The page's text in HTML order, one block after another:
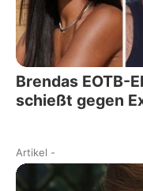
Brendas EOTB-
schießt gegen
Artikel -